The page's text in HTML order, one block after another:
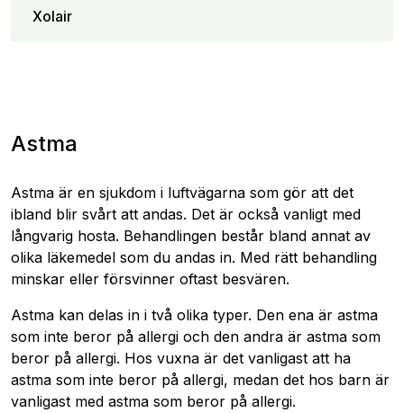
Xolair
Astma
Astma är en sjukdom i luftvägarna som gör att det
ibland blir svårt att andas. Det är också vanligt med
långvarig hosta. Behandlingen består bland annat av
olika läkemedel som du andas in. Med rätt behandling
minskar eller försvinner oftast besvären.
Astma kan delas in i två olika typer. Den ena är astma
som inte beror på allergi och den andra är astma som
beror på allergi. Hos vuxna är det vanligast att ha
astma som inte beror på allergi, medan det hos barn är
vanligast med astma som beror på allergi.